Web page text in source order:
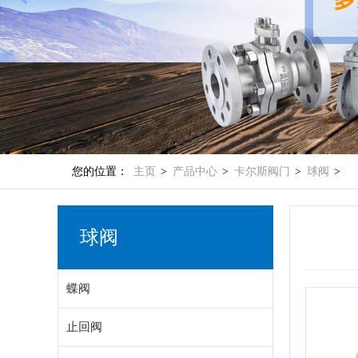
您的位置： 主页 > 产品中心 > 卡尔斯阀门 > 球阀 >
球阀
蝶阀
止回阀